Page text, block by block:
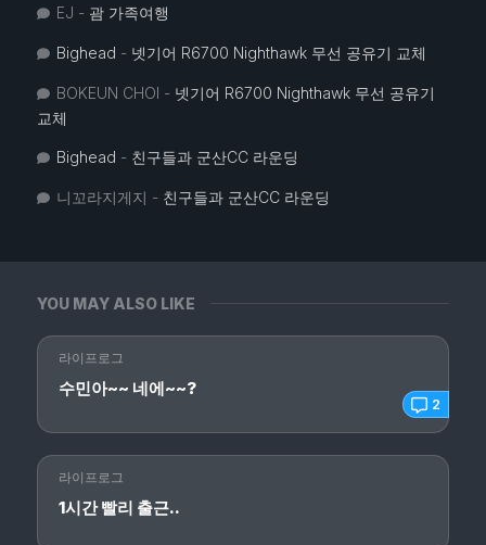
YOU MAY ALSO LIKE
2
라이프로그
수민아~~ 네에~~?
라이프로그
1시간 빨리 출근..
EJ - 괌 가족여행
Bighead - 넷기어 R6700 Nighthawk 무선 공유기 교체
BOKEUN CHOI - 넷기어 R6700 Nighthawk 무선 공유기
교체
Bighead - 친구들과 군산CC 라운딩
니꼬라지게지 - 친구들과 군산CC 라운딩